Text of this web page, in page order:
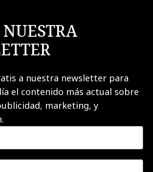
a nuestra newsletter para
el contenido más actual sobre
marketing, y